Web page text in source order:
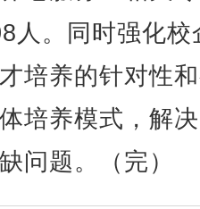
人。同时强化校
培养的针对性
培养模式，解
问题。（完）